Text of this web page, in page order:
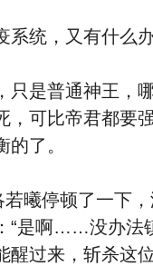
统，又有什么办
是普通神王，哪
，可比帝君都
了。
停顿了一下，
“是啊……没办法
醒过来，斩杀这